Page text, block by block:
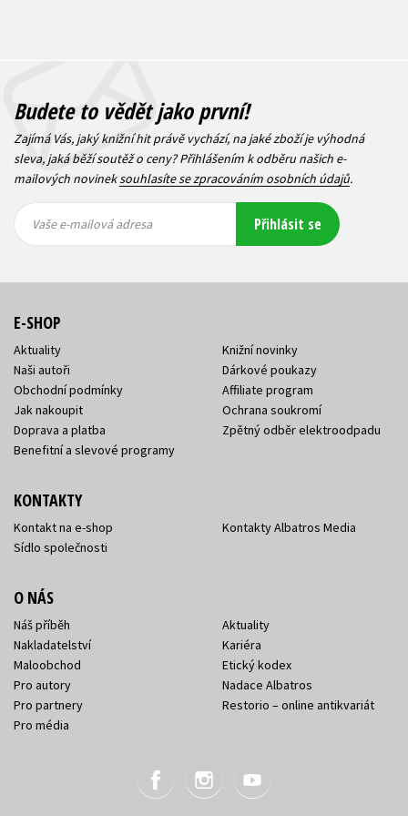
Budete to vědět jako první!
Zajímá Vás, jaký knižní hit právě vychází, na jaké zboží je výhodná
sleva, jaká běží soutěž o ceny? Přihlášením k odběru našich e-
mailových novineksouhlasíte se zpracováním osobních údajů.
mailová
mailová
Vaše e-mailová adresa Přihlásit se
E-SHOP
Aktuality
Naši autoři
Obchodní podmínky
Jak nakoupit
Doprava a platba
Benefitní a slevové programy
Knižní novinky
Dárkové poukazy
Affiliate program
Ochrana soukromí
Zpětný odběr elektroodpadu
KONTAKTY
Kontakt na e-shop
Sídlo společnosti
Kontakty Albatros Media
O NÁS
Náš příběh
Nakladatelství
Maloobchod
Pro autory
Pro partnery
Pro média
Aktuality
Kariéra
Etický kodex
Nadace Albatros
Restorio – online antikvariát